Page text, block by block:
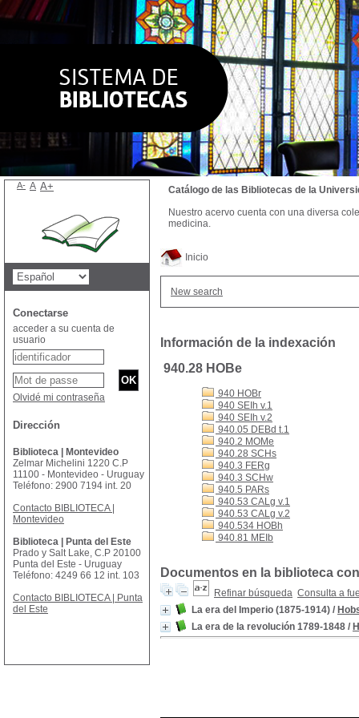
Inicio
New search
Información de la indexación
940.28 HOBe
940 HOBr
940 SEIh v.1
940 SEIh v.2
940.05 DEBd t.1
940.2 MOMe
940.28 SCHs
940.3 FERg
940.3 SCHw
940.5 PARs
940.53 CALg v.1
940.53 CALg v.2
940.534 HOBh
940.81 MEIb
Documentos en la biblioteca
Refinar búsqueda Consulta a
La era del Imperio (1875-1914) /
La era de la revolución 1789-1848 /
Catálogo de las Bibliotecas de la
Nuestro acervo cuenta con una diversa
medicina.
A- A A+
Conectarse
acceder a su cuenta de
usuario
Olvidé mi contraseña
Dirección
Biblioteca | Montevideo
Zelmar Michelini 1220 C.P
11100 - Montevideo - Uruguay
Teléfono: 2900 7194 int. 20
Contacto BIBLIOTECA |
Montevideo
Biblioteca | Punta del Este
Prado y Salt Lake, C.P 20100
Punta del Este - Uruguay
Teléfono: 4249 66 12 int. 103
Contacto BIBLIOTECA | Punta
del Este